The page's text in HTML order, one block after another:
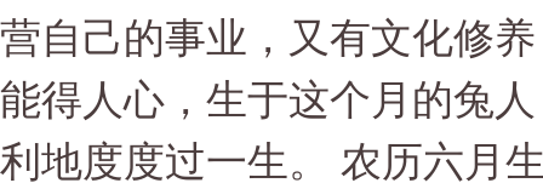
营自己的事业，又有文化修
能得人心，生于这个月的兔
利地度度过一生。 农历六月